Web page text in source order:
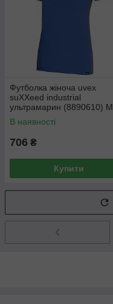
Футболка жіноча uvex
suXXeed industrial
ультрамарин (8890610) M
(44-46)
В наявності
706 ₴
Купити